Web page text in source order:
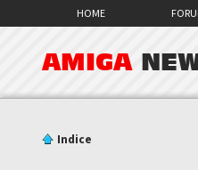
HOME
AMIGA
Indice